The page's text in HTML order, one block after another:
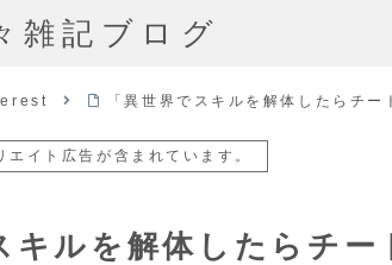
雑記ブログ
「異世界でスキルを解体したらチ
イト広告が含まれています。
キルを解体したらチ